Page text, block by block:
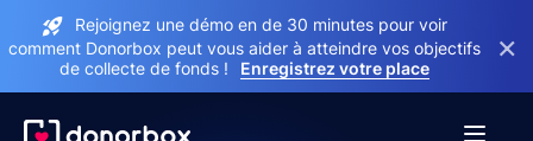
Rejoignez une démo en de 30 minutes pour voir
comment Donorbox peut vous aider à atteindre vos objectifs
de collecte de fonds !
Enregistrez votre place
×